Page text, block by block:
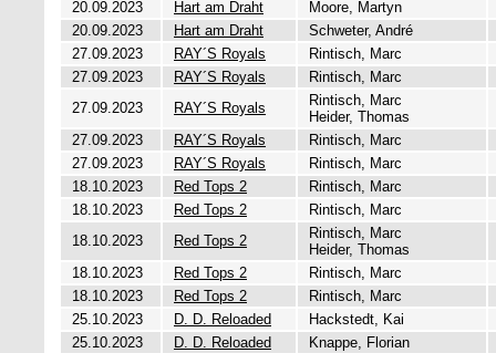
20.09.2023
Hart am Draht
Moore, Martyn
20.09.2023
Hart am Draht
Schweter, André
27.09.2023
RAY´S Royals
Rintisch, Marc
27.09.2023
RAY´S Royals
Rintisch, Marc
27.09.2023
RAY´S Royals
Rintisch, Marc
Heider, Thomas
27.09.2023
RAY´S Royals
Rintisch, Marc
27.09.2023
RAY´S Royals
Rintisch, Marc
18.10.2023
Red Tops 2
Rintisch, Marc
18.10.2023
Red Tops 2
Rintisch, Marc
18.10.2023
Red Tops 2
Rintisch, Marc
Heider, Thomas
18.10.2023
Red Tops 2
Rintisch, Marc
18.10.2023
Red Tops 2
Rintisch, Marc
25.10.2023
D. D. Reloaded
Hackstedt, Kai
25.10.2023
D. D. Reloaded
Knappe, Florian